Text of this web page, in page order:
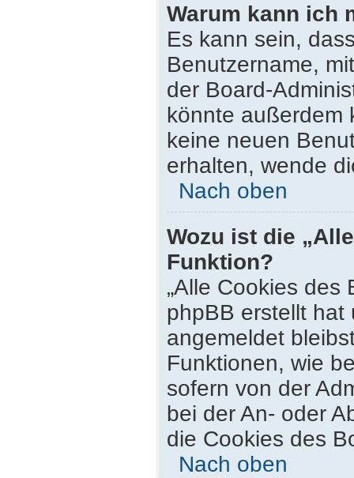
Warum kann ich
Es kann sein,
Benutzername,
der Board-
könnte außerdem
keine neuen
erhalten, wende
Nach oben
Wozu ist die
Funktion?
„Alle Cookies des
phpBB erstellt hat
angemeldet
Funktionen, wie
sofern von der
bei der An- oder
die Cookies des
Nach oben